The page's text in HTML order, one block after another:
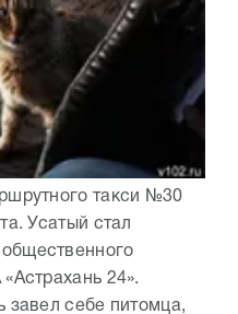
такси №30
Усатый стал
24».
завел себе питомца,